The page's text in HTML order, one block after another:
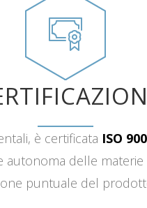
è certificata ISO
autonoma delle
puntuale del